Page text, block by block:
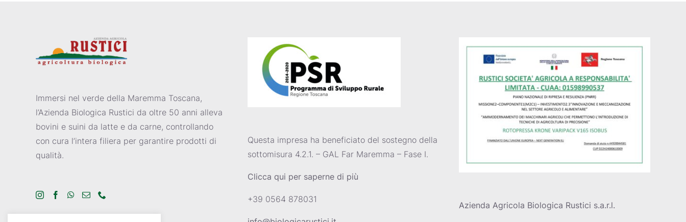
Immersi nel verde della Maremma Toscana,
l’Azienda Biologica Rustici da oltre 50 anni alleva
bovini e suini da latte e da carne, controllando
con cura l’intera filiera per garantire prodotti di
qualità.
Questa impresa ha beneficiato del sostegno della
sottomisura 4.2.1. – GAL Far Maremma – Fase I.
Clicca qui per saperne di più
+39 0564 878031
Azienda Agricola Biologica Rustici s.a.r.l.